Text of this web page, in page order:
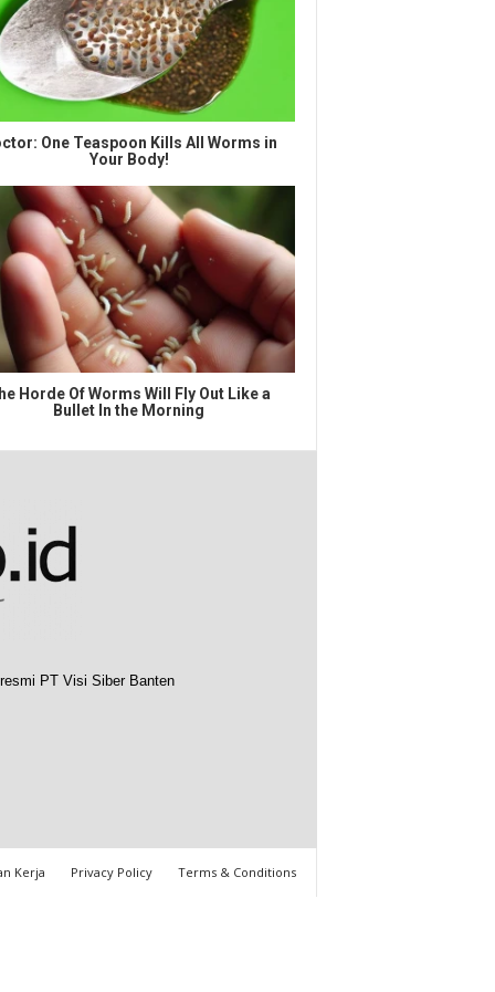
One Teaspoon Kills All Worms in
Your Body!
Horde Of Worms Will Fly Out Like a
Bullet In the Morning
PT Visi Siber Banten
Kerja Privacy Policy Terms & Conditions